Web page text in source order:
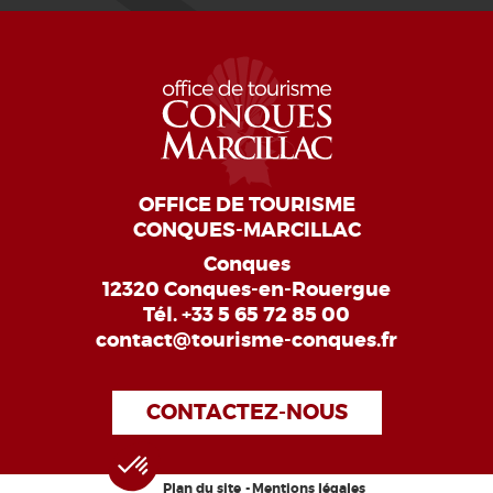
OFFICE DE TOURISME
CONQUES-MARCILLAC
Conques
12320 Conques-en-Rouergue
Tél.+33 5 65 72 85 00
contact@tourisme-conques.fr
CONTACTEZ-NOUS
Plan du site Mentions légales